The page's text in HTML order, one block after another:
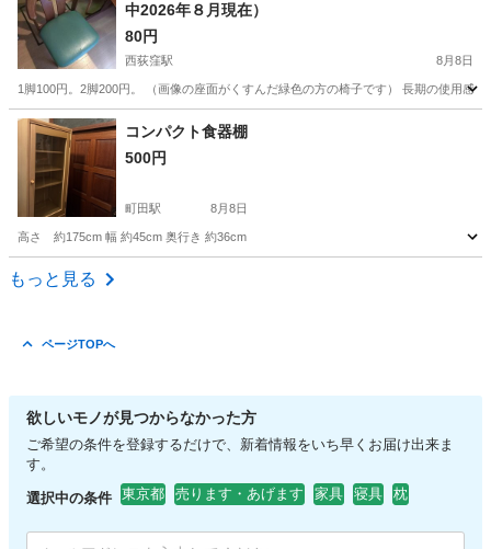
中2026年８月現在）
80円
西荻窪駅 8月8日
1脚100円。2脚200円。 （画像の座面がくすんだ緑色の方の椅子です） 長期の使用感
東京 杉並区 西荻窪駅 椅子
コンパクト食器棚
500円
町田駅 8月8日
高さ 約175cm 幅 約45cm 奥行き 約36cm
東京 町田市
もっと見る
ページTOPへ
欲しいモノが見つからなかった方
ご希望の条件を登録するだけで、新着情報をいち早くお届け出来ま
す。
選択中の条件 東京都 売ります・あげます 家具 寝具 枕